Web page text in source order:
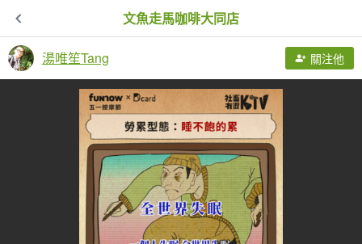
文魚走馬咖啡大同店
湯唯笙Tang 關注他